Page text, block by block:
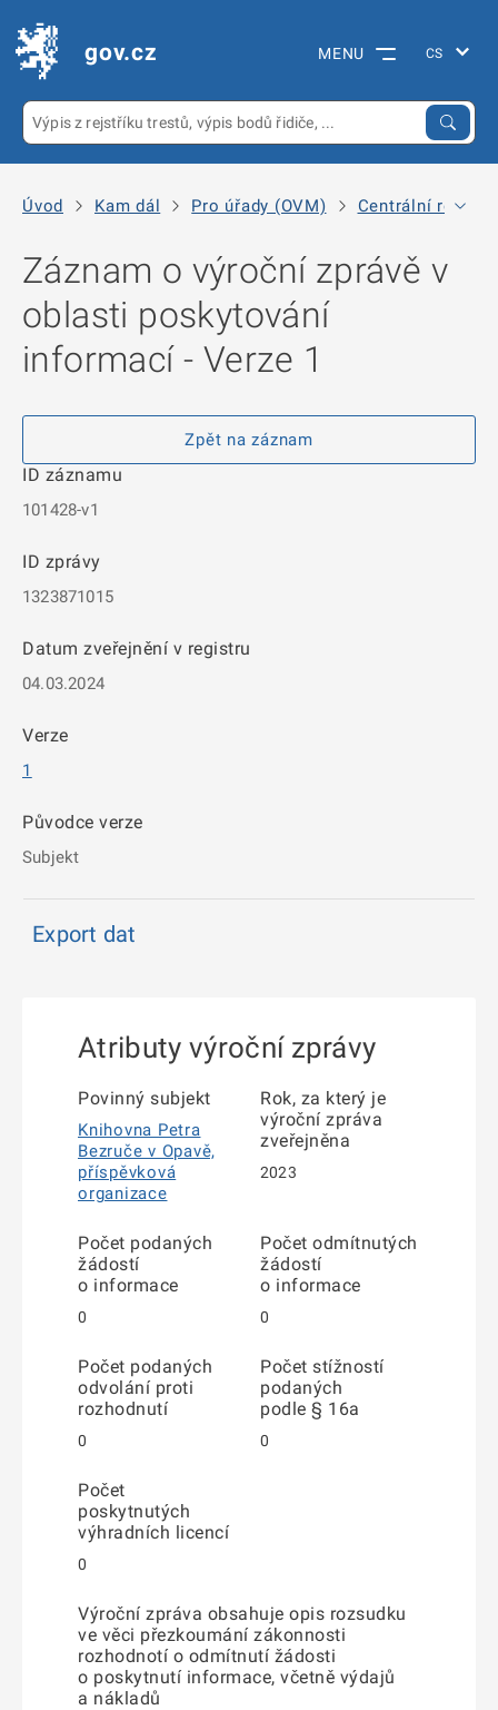
gov.cz MENU
Úvod Kam dál Pro úřady (OVM) Centrální registr
Záznam o výroční zprávě v
oblasti poskytování
informací - Verze 1
Zpět na záznam
ID záznamu
101428-v1
ID zprávy
1323871015
Datum zveřejnění v registru
04.03.2024
Verze
1
Původce verze
Subjekt
Export dat
Atributy výroční zprávy
Povinný subjekt
Knihovna Petra
Bezruče v Opavě,
příspěvková
organizace
Rok, za který je
výroční zpráva
zveřejněna
2023
Počet podaných
žádostí
o informace
0
Počet odmítnutých
žádostí
o informace
0
Počet podaných
odvolání proti
rozhodnutí
0
Počet stížností
podaných
podle § 16a
0
Počet
poskytnutých
výhradních licencí
0
Výroční zpráva obsahuje opis rozsudku
ve věci přezkoumání zákonnosti
rozhodnotí o odmítnutí žádosti
o poskytnutí informace, včetně výdajů
a nákladů